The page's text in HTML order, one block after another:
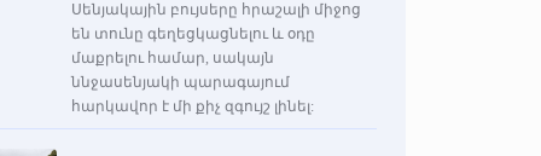
Սենյակային բույսերը հրաշալի միջոց
են տունը գեղեցկացնելու և օդը
մաքրելու համար, սակայն
ննջասենյակի պարագայում
հարկավոր է մի քիչ զգույշ լինել: